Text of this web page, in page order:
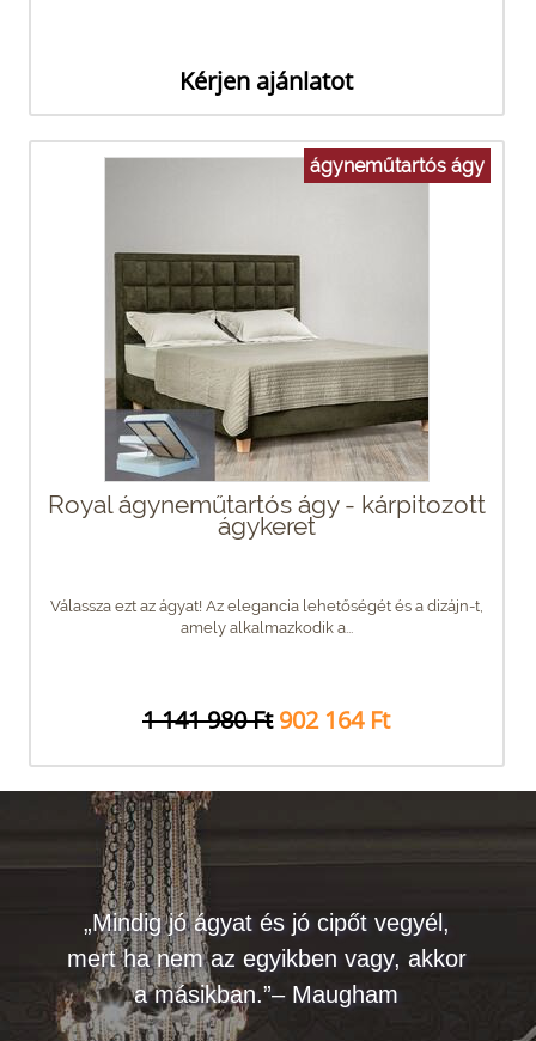
Kérjen ajánlatot
ágyneműtartós ágy
Royal ágyneműtartós ágy - kárpitozott
ágykeret
Válassza ezt az ágyat! Az elegancia lehetőségét és a dizájn-t,
amely alkalmazkodik a...
1 141 980 Ft 902 164 Ft
„Mindig jó ágyat és jó cipőt vegyél,
mert ha nem az egyikben vagy, akkor
a másikban.”– Maugham